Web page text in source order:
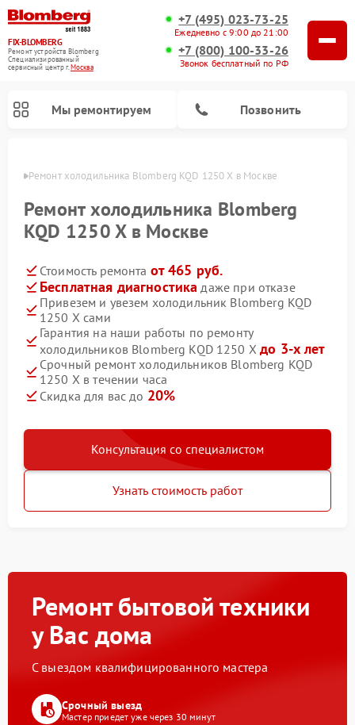
FIX-BLOMBERG
Ремонт устройств Blomberg
Специализированный
cервисный центр г.Москва
+7 (495) 023-73-25
Ежедневно с 9:00 до 21:00
+7 (800) 100-33-26
Звонок бесплатный по РФ
Мы ремонтируем Позвонить
Ремонт холодильника Blomberg KQD 1250 X в Москве
Ремонт холодильника Blomberg
KQD 1250 X в Москве
Стоимость ремонта от 465 руб.
Бесплатная диагностика даже при отказе
Привезем и увезем холодильник Blomberg KQD
1250 X сами
Гарантия на наши работы по ремонту
холодильников Blomberg KQD 1250 Xдо 3-х лет
Срочный ремонт холодильников Blomberg KQD
1250 X в течении часа
Скидка для вас до 20%
Консультация со специалистом
Узнать стоимость работ
Ремонт бытовой техники
у Вас дома
С выездом квалифицированного мастера
Срочный выезд
Мастер приедет уже через 30 минут